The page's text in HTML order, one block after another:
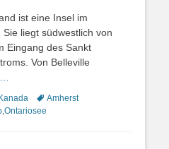
ist eine Insel im
liegt südwestlich von
Eingang des Sankt
Von Belleville
Schlagworte
Amherst
,Ontariosee